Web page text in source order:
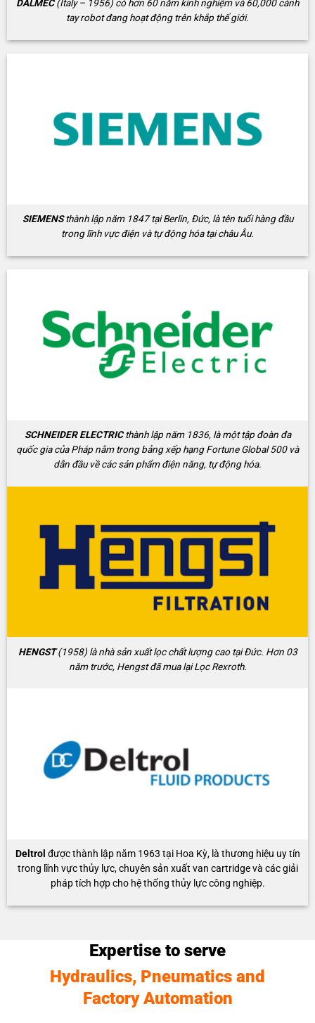
DALMEC(Italy – 1956) có hơn 60 năm kinh nghiệm và 60,000 cánh
tay robot đang hoạt động trên khắp thế giới.
SIEMENSthành lập năm 1847 tại Berlin, Đức, là tên tuổi hàng đầu
trong lĩnh vực điện và tự động hóa tại châu Âu.
SCHNEIDER ELECTRICthành lập năm 1836, là một tập đoàn đa
quốc gia của Pháp nằm trong bảng xếp hạng Fortune Global 500 và
dẫn đầu về các sản phẩm điện năng, tự động hóa.
HENGST(1958) là nhà sản xuất lọc chất lượng cao tại Đức. Hơn 03
năm trước, Hengst đã mua lại Lọc Rexroth.
Deltrol được thành lập năm 1963 tại Hoa Kỳ, là thương hiệu uy tín
trong lĩnh vực thủy lực, chuyên sản xuất van cartridge và các giải
pháp tích hợp cho hệ thống thủy lực công nghiệp.
Expertise to serve
Hydraulics, Pneumatics and
Factory Automation